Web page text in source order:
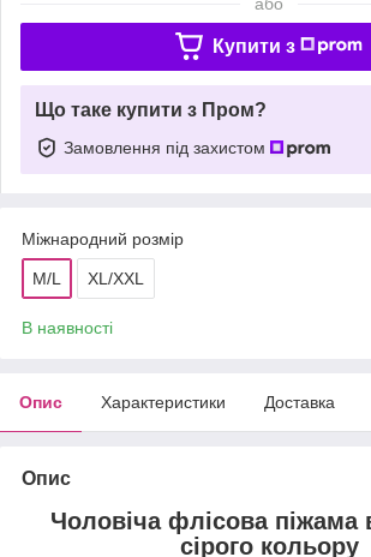
Купити з
Що таке купити з Пром?
Замовлення під захистом
Міжнародний розмір
M/L XL/XXL
В наявності
Опис Характеристики Доставка
Опис
Чоловіча флісова піжама
сірого кольору